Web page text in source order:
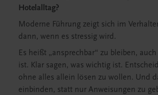
Hotelalltag?
Moderne Führung zeigt sich im
dann, wenn es stressig wird.
Es heißt „ansprechbar“ zu bleiben,
ist. Klar sagen, was wichtig ist.
ohne alles allein lösen zu wollen. Und
einbinden, statt nur Anweisungen zu